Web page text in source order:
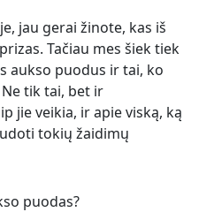
jau gerai žinote, kas iš
Tačiau mes šiek tiek
aukso puodus ir tai, ko
tik tai, bet ir
jie veikia, ir apie viską, ką
tokių žaidimų
puodas?